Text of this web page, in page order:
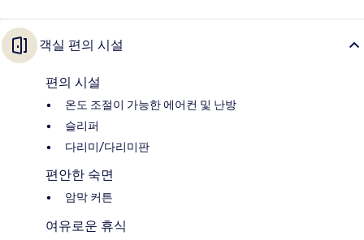
객실 편의 시설
편의 시설
온도 조절이 가능한 에어컨 및 난방
슬리퍼
다리미/다리미판
편안한 숙면
암막 커튼
여유로운 휴식